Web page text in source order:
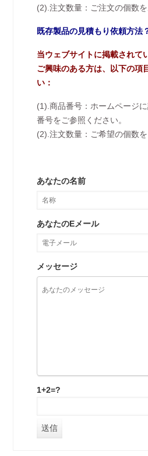
(2).注文数量：ご注文の個数を
既存製品の見積もり依頼方法
当ウェブサイトに掲載されて
ご興味のある方は、以下の項
い：
(1).商品番号：ホームページ
番号をご参照ください。
(2).注文数量：ご希望の個数を
あなたの名前
あなたのEメール
メッセージ
1+2=?